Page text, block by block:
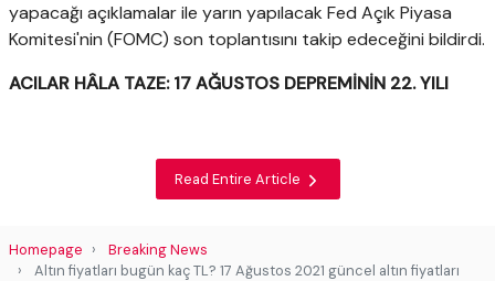
yapacağı açıklamalar ile yarın yapılacak Fed Açık Piyasa
Komitesi'nin (FOMC) son toplantısını takip edeceğini bildirdi.
ACILAR HÂLA TAZE: 17 AĞUSTOS DEPREMİNİN 22. YILI
Read Entire Article
Homepage
Breaking News
Altın fiyatları bugün kaç TL? 17 Ağustos 2021 güncel altın fiyatları